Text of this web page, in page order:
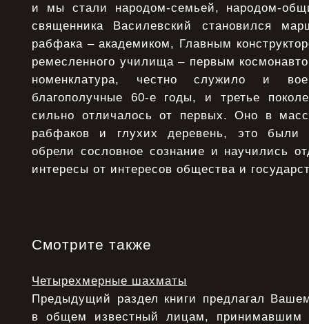
и мы стали народом-семьей, народом-
священника Василевский становился
рабфака – академиком, Главным
ремесленного училища – первым
номенклатура, честно служило и
благополучные 60-е годы, и третье
сильно отличалось от первых. Оно в
рабфаков и глухих деревень, это были
обрели сословное сознание и научились
интересы от интересов общества и
Смотрите также
Четырехмерные шахматы
Предыдущий раздел книги предлагал
в общем известный лицам,